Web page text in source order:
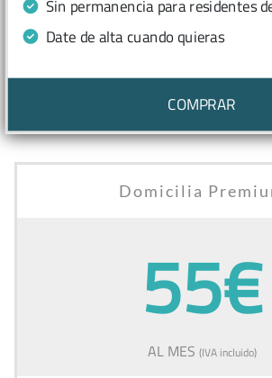
Sin permanencia para residentes
Date de alta cuando quieras
COMPRAR
Domicilia
55€
AL MES (IVA incluido)